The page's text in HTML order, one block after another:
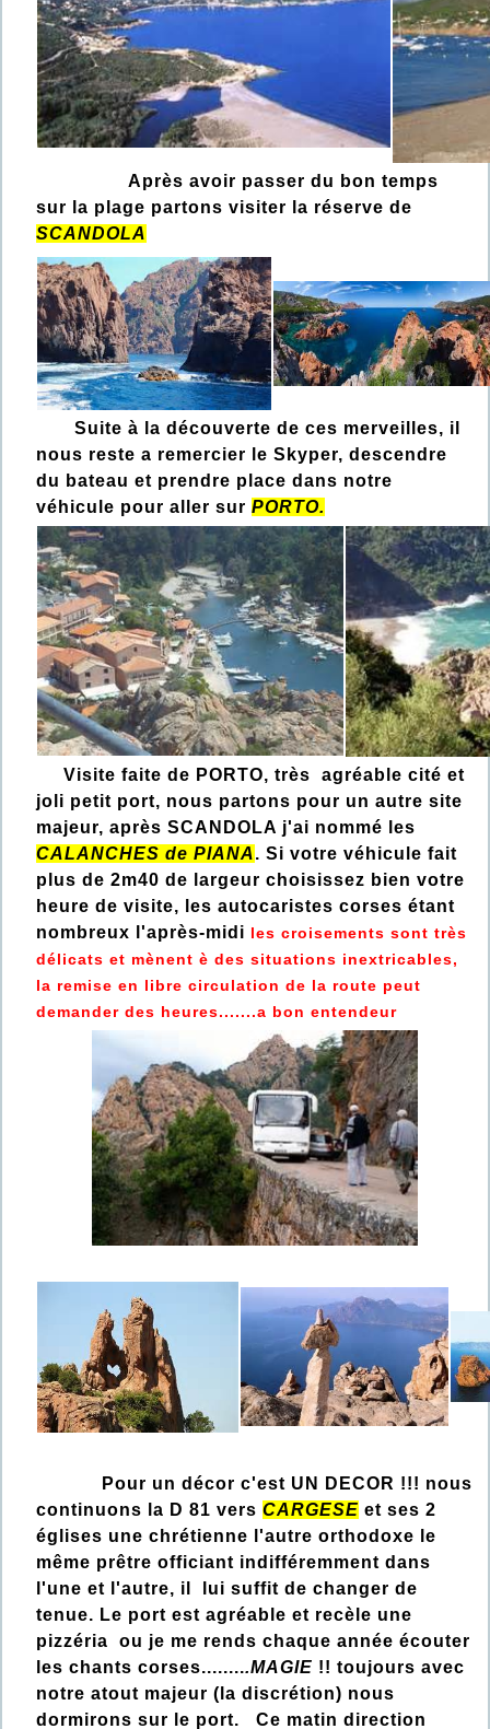
Après avoir passer du bon temps
sur la plage partons visiter la réserve de
SCANDOLA
Suite à la découverte de ces merveilles, il
nous reste a remercier le Skyper, descendre
du bateau et prendre place dans notre
véhicule pour aller sur PORTO.
Visite faite de PORTO, très agréable cité et
joli petit port, nous partons pour un autre site
majeur, après SCANDOLA j'ai nommé les
CALANCHES de PIANA. Si votre véhicule fait
plus de 2m40 de largeur choisissez bien votre
heure de visite, les autocaristes corses étant
nombreux l'après-midi les croisements sont très
délicats et mènent è des situations inextricables,
la remise en libre circulation de la route peut
demander des heures.......a bon entendeur
Pour un décor c'est UN DECOR !!! nous
continuons la D 81 vers CARGESE et ses 2
églises une chrétienne l'autre orthodoxe le
même prêtre officiant indifféremment dans
l'une et l'autre, il lui suffit de changer de
tenue. Le port est agréable et recèle une
pizzéria ou je me rends chaque année écouter
les chants corses.........MAGIE !! toujours avec
notre atout majeur (la discrétion) nous
dormirons sur le port. Ce matin direction